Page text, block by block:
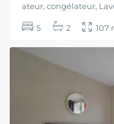
ateur, congélateur,
5 2 107